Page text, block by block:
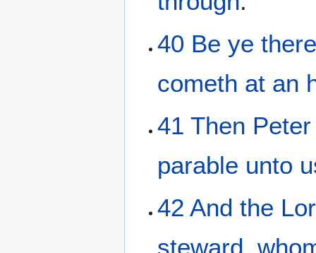
40 Be ye
cometh at an
41 Then Peter
parable unto
42 And the
steward ,